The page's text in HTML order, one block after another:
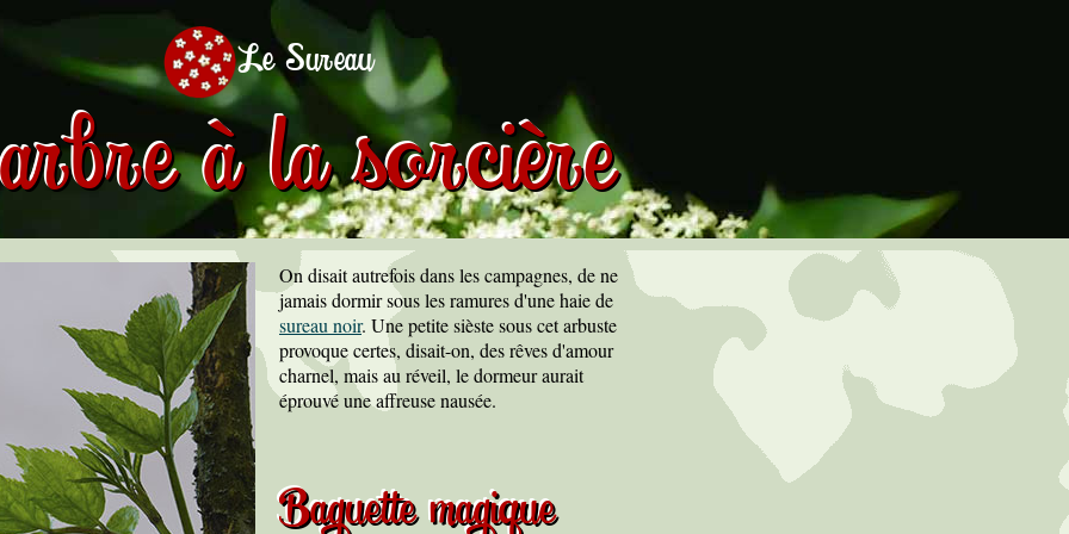
Le Sureau
à la sorcière
On disait autrefois dans les campagnes, de ne
jamais dormir sous les ramures d'une haie de
sureau noir. Une petite sièste sous cet arbuste
provoque certes, disait-on, des rêves d'amour
charnel, mais au réveil, le dormeur aurait
éprouvé une affreuse nausée.
Baguette magique